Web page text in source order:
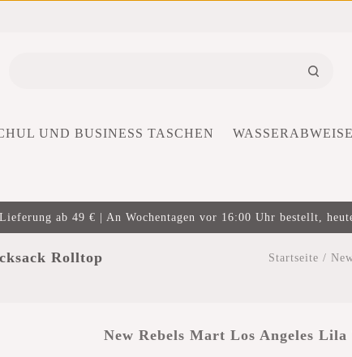
UND BUSINESS TASCHEN
ab 49 € | An Wochentagen vor 16:00 Uhr bestellt,
Rolltop
Startseite /
New Rebels Mart Los Angeles